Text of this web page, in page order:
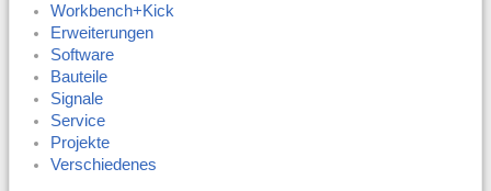
Workbench+Kick
Erweiterungen
Software
Bauteile
Signale
Service
Projekte
Verschiedenes